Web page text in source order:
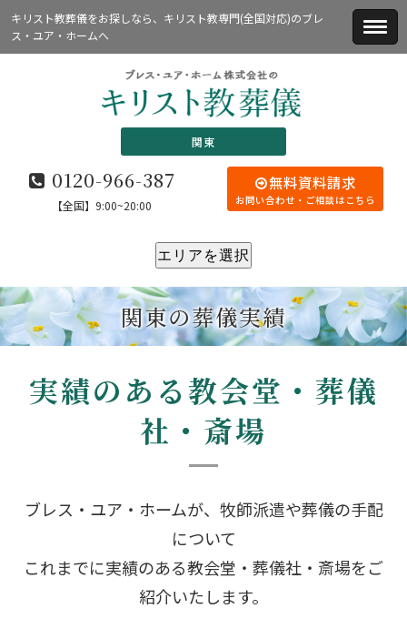
キリスト教葬儀をお探しなら、キリスト教専門(全国対応)のブレ
ス・ユア・ホームへ
関東
無料資料請求
お問い合わせ・ご相談はこちら
0120-966-387
【全国】9:00~20:00
エリアを選択
関東の葬儀実績
実績のある教会堂・葬儀
社・斎場
ブレス・ユア・ホームが、牧師派遣や葬儀の手配
について
これまでに実績のある教会堂・葬儀社・斎場をご
紹介いたします。